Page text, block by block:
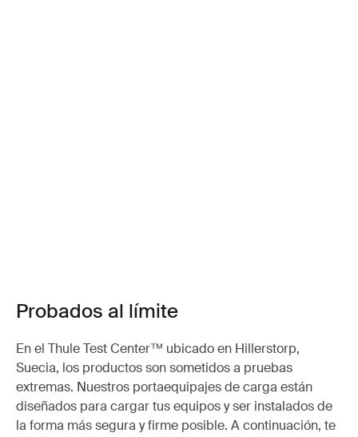
Probados al límite
En el Thule Test Center™ ubicado en Hillerstorp,
Suecia, los productos son sometidos a pruebas
extremas. Nuestros portaequipajes de carga están
diseñados para cargar tus equipos y ser instalados de
la forma más segura y firme posible. A continuación, te